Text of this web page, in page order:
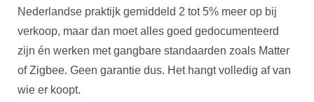
Nederlandse praktijk gemiddeld 2 tot 5% meer op bij
verkoop, maar dan moet alles goed gedocumenteerd
zijn én werken met gangbare standaarden zoals Matter
of Zigbee. Geen garantie dus. Het hangt volledig af van
wie er koopt.